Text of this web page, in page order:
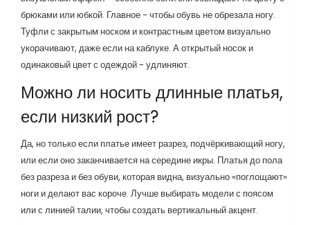
брюками или юбкой. Главное - чтобы обувь не обрезала ногу.
Туфли с закрытым носком и контрастным цветом визуально
укорачивают, даже если на каблуке. А открытый носок и
одинаковый цвет с одеждой - удлиняют.
Можно ли носить длинные платья,
если низкий рост?
Да, но только если платье имеет разрез, подчёркивающий ногу,
или если оно заканчивается на середине икры. Платья до пола
без разреза и без обуви, которая видна, визуально «поглощают»
ноги и делают вас короче. Лучше выбирать модели с поясом
или с линией талии, чтобы создать вертикальный акцент.